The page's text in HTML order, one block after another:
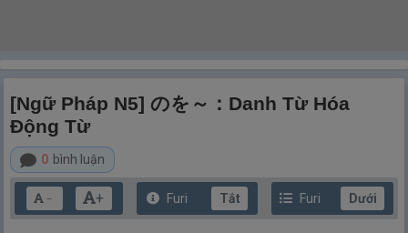
[Ngữ Pháp N5] のを～：Danh Từ Hóa
Động Từ
0 bình luận
－ + Furi Tắt Furi Dưới